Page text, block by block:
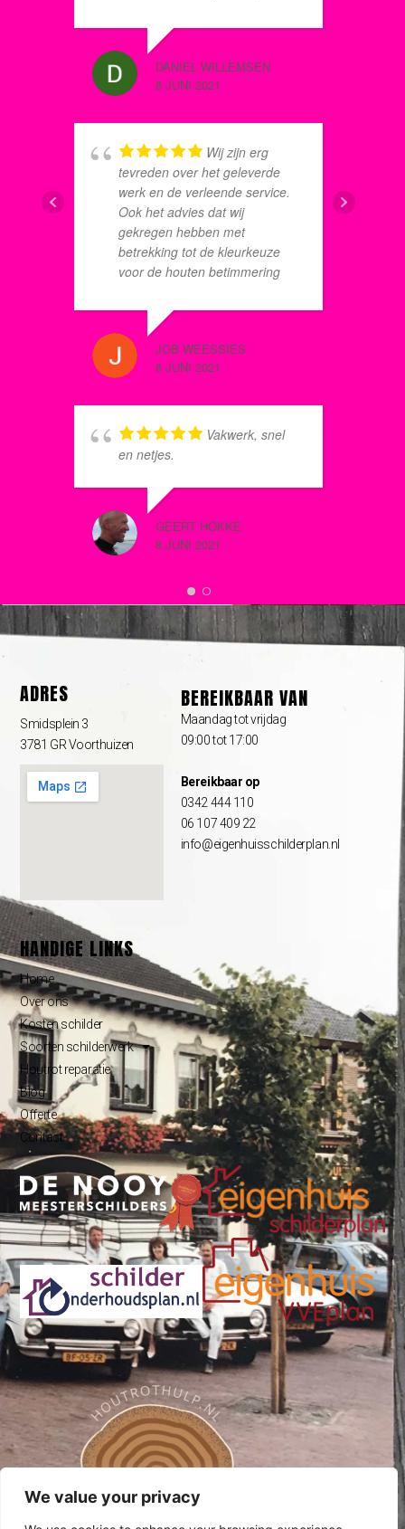
We value your privacy
afgestemd, klus was snel en
goed geklaard. Dik tevreden!
DANIEL WILLEMSEN
8 JUNI 2021
Wij zijn erg
tevreden over het geleverde
werk en de verleende service.
Ook het advies dat wij
gekregen hebben met
betrekking tot de kleurkeuze
voor de houten betimmering
tot een perfect eindresultaat.
Het geheel ziet er nu tip top uit.
JOB WEESSIES
8 JUNI 2021
Vakwerk, snel
en netjes.
GEERT HOKKE
8 JUNI 2021
WILLIAM
8 JUNI
ADRES
Smidsplein 3
3781 GR Voorthuizen
BEREIKBAAR VAN
Maandag tot vrijdag
09:00 tot 17:00
Bereikbaar op
0342 444 110
06 107 409 22
info@eigenhuisschilderplan.nl
HANDIGE LINKS
Home
Over ons
Kosten schilder
Soorten schilderwerk
Houtrot reparatie
Blog
Offerte
Contact